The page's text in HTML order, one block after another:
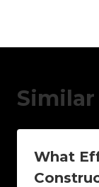
Similar
What